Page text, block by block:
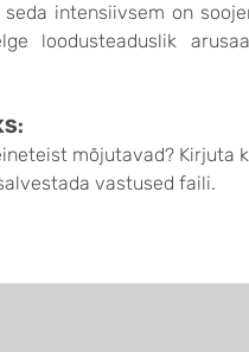
intensiivsem on
loodusteaduslik
mõjutavad? Kirjuta
vastused faili.